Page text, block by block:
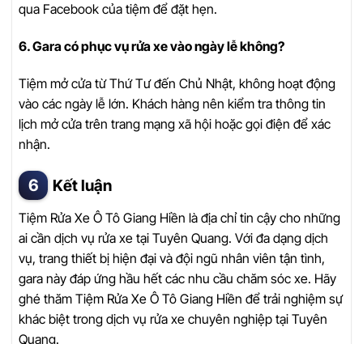
qua Facebook của tiệm để đặt hẹn.
6. Gara có phục vụ rửa xe vào ngày lễ không?
Tiệm mở cửa từ Thứ Tư đến Chủ Nhật, không hoạt động
vào các ngày lễ lớn. Khách hàng nên kiểm tra thông tin
lịch mở cửa trên trang mạng xã hội hoặc gọi điện để xác
nhận.
Kết luận
Tiệm Rửa Xe Ô Tô Giang Hiền là địa chỉ tin cậy cho những
ai cần dịch vụ rửa xe tại Tuyên Quang. Với đa dạng dịch
vụ, trang thiết bị hiện đại và đội ngũ nhân viên tận tình,
gara này đáp ứng hầu hết các nhu cầu chăm sóc xe. Hãy
ghé thăm Tiệm Rửa Xe Ô Tô Giang Hiền để trải nghiệm sự
khác biệt trong dịch vụ rửa xe chuyên nghiệp tại Tuyên
Quang.